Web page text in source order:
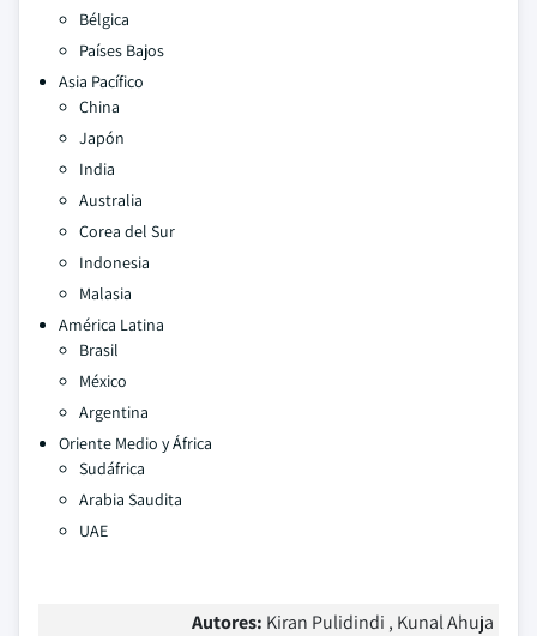
Bélgica
Países Bajos
Asia Pacífico
China
Japón
India
Australia
Corea del Sur
Indonesia
Malasia
América Latina
Brasil
México
Argentina
Oriente Medio y África
Sudáfrica
Arabia Saudita
UAE
Autores: Kiran Pulidindi , Kunal Ahuja